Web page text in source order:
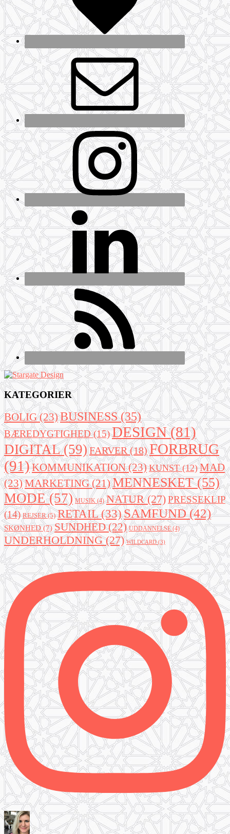
KATEGORIER
BOLIG(23)BUSINESS(35)
BÆREDYGTIGHED(15)DESIGN(81)
DIGITAL(59) FARVER(18)FORBRUG
(91)KOMMUNIKATION(23) KUNST(12) MAD
(23)MARKETING(21)MENNESKET(55)
MODE(57) MUSIK (4) NATUR(27)PRESSEKLIP
(14) REJSER(5) RETAIL(33)SAMFUND(42)
SKØNHED (7) SUNDHED(22) UDDANNELSE (4)
UNDERHOLDNING(27) WILDCARD(3)